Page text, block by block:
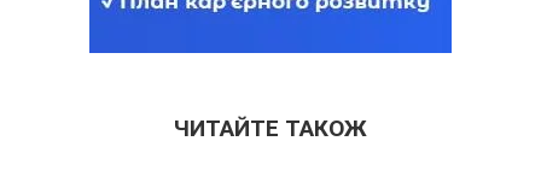
ЧИТАЙТЕ ТАКОЖ